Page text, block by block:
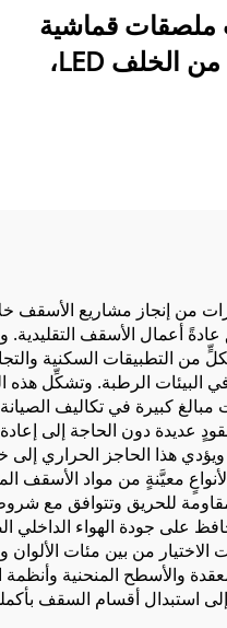
ملصقات قماشية
مضيئة من الخلف LED،
من إنجاز مشاريع الأسقف
عادةً أعمال الأسقف
من التطبيقات السكنية
البيئات الرطبة. وتشكِّل
كبيرة في تكاليف
عديدة دون الحاجة إلى
هذا الحاجز الحراري إلى
معيَّنةٍ من مواد الأسقف
للحريق وتتوافق مع
يحافظ على جودة الهواء
من بين مئات
والأسطح المنحنية
استبدال أقسام السقف